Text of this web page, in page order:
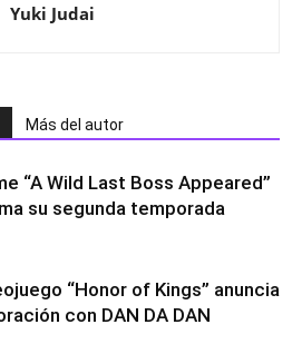
Yuki Judai
Más del autor
“A Wild Last Boss Appeared”
su segunda temporada
“Honor of Kings” anuncia
con DAN DA DAN